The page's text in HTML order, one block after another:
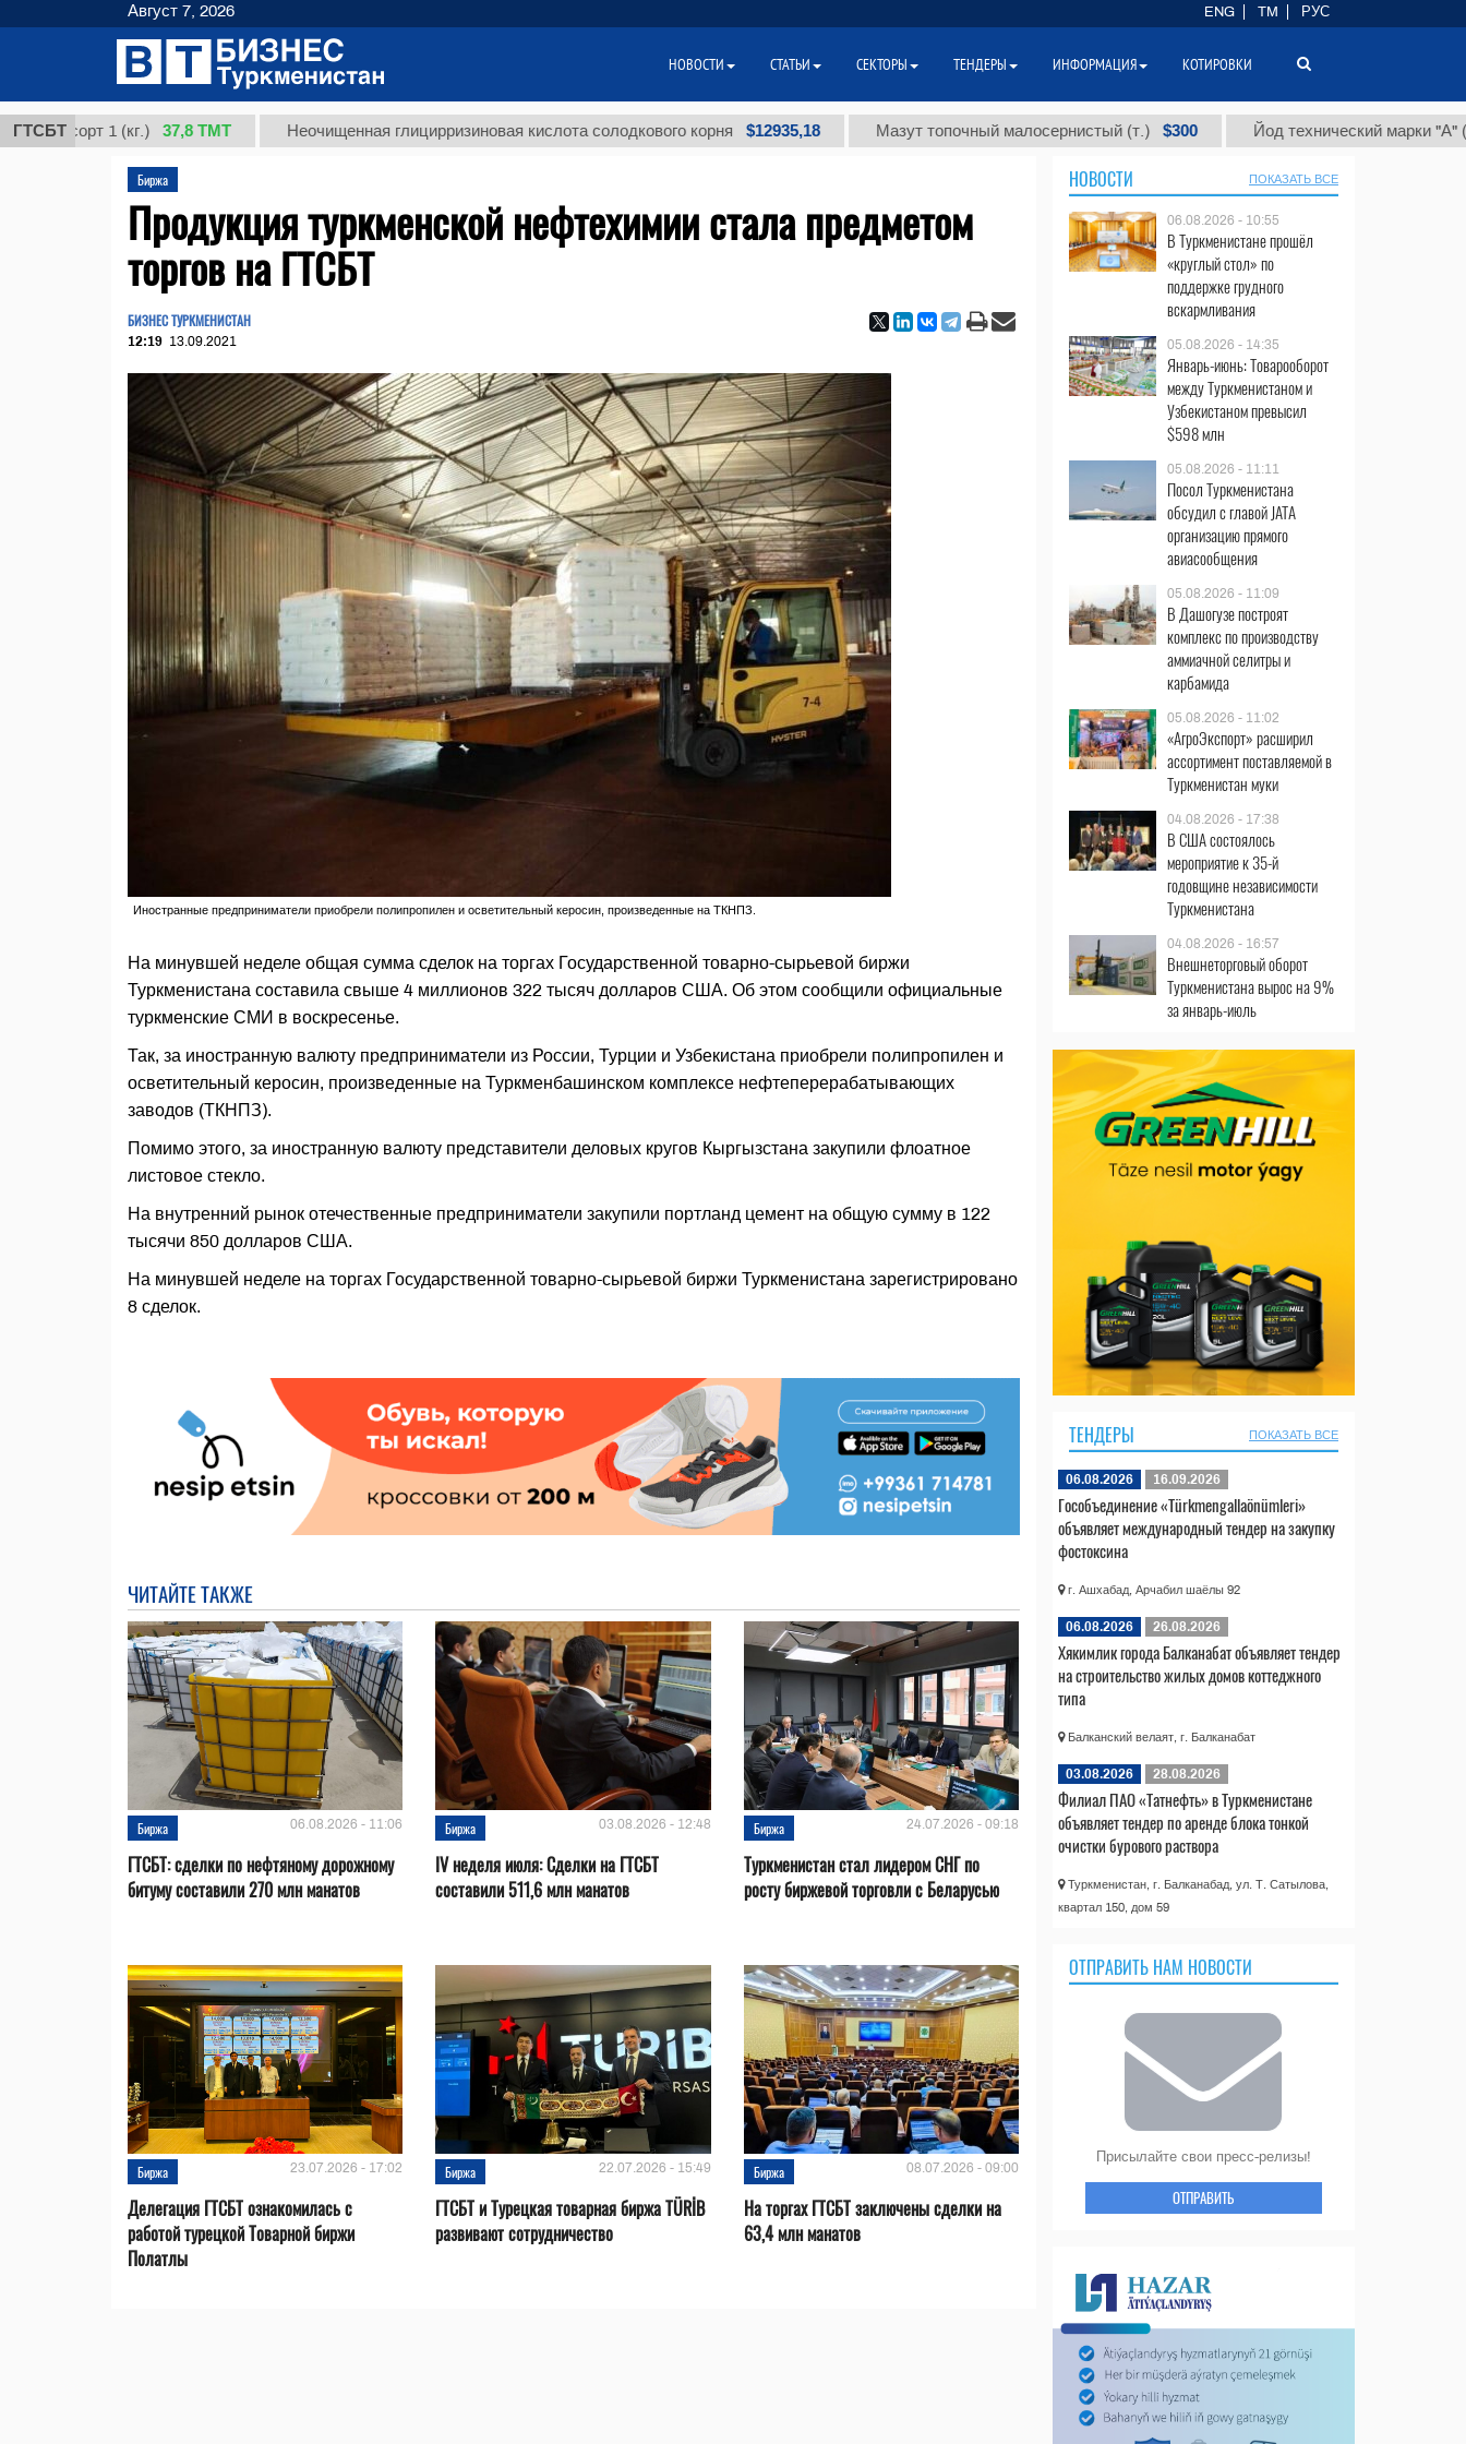
ГТСБТ
сорт 1 (кг.) 37,8 ТМТ Неочищенная глицирризиновая кислота солодкового корня $12935,18 Мазут топочный малосернистый (т.) $300 Йод технический марки "А" (т.)
Биржа
Продукция туркменской нефтехимии стала предметом
торгов на ГТСБТ
БИЗНЕС ТУРКМЕНИСТАН
12:19 13.09.2021
Иностранные предприниматели приобрели полипропилен и осветительный керосин, произведенные на ТКНПЗ.
На минувшей неделе общая сумма сделок на торгах Государственной товарно-сырьевой биржи
Туркменистана составила свыше 4 миллионов 322 тысяч долларов США. Об этом сообщили официальные
туркменские СМИ в воскресенье.
Так, за иностранную валюту предприниматели из России, Турции и Узбекистана приобрели полипропилен и
осветительный керосин, произведенные на Туркменбашинском комплексе нефтеперерабатывающих
заводов (ТКНПЗ).
Помимо этого, за иностранную валюту представители деловых кругов Кыргызстана закупили флоатное
листовое стекло.
На внутренний рынок отечественные предприниматели закупили портланд цемент на общую сумму в 122
тысячи 850 долларов США.
На минувшей неделе на торгах Государственной товарно-сырьевой биржи Туркменистана зарегистрировано
8 сделок.
ЧИТАЙТЕ ТАКЖЕ
Биржа 06.08.2026 - 11:06
ГТСБТ: сделки по нефтяному дорожному
битуму составили 270 млн манатов
Биржа 03.08.2026 - 12:48
IV неделя июля: Сделки на ГТСБТ
составили 511,6 млн манатов
Биржа 24.07.2026 - 09:18
Туркменистан стал лидером СНГ по
росту биржевой торговли с Беларусью
Биржа 23.07.2026 - 17:02
Делегация ГТСБТ ознакомилась с
работой турецкой Товарной биржи
Полатлы
Биржа 22.07.2026 - 15:49
ГТСБТ и Турецкая товарная биржа TÜRİB
развивают сотрудничество
Биржа 08.07.2026 - 09:00
На торгах ГТСБТ заключены сделки на
63,4 млн манатов
НОВОСТИ ПОКАЗАТЬ ВСЕ
06.08.2026 - 10:55
В Туркменистане прошёл
«круглый стол» по
поддержке грудного
вскармливания
05.08.2026 - 14:35
Январь-июнь: Товарооборот
между Туркменистаном и
Узбекистаном превысил
$598 млн
05.08.2026 - 11:11
Посол Туркменистана
обсудил с главой JATA
организацию прямого
авиасообщения
05.08.2026 - 11:09
В Дашогузе построят
комплекс по производству
аммиачной селитры и
карбамида
05.08.2026 - 11:02
«АгроЭкспорт» расширил
ассортимент поставляемой в
Туркменистан муки
04.08.2026 - 17:38
В США состоялось
мероприятие к 35-й
годовщине независимости
Туркменистана
04.08.2026 - 16:57
Внешнеторговый оборот
Туркменистана вырос на 9%
за январь-июль
ТЕНДЕРЫ ПОКАЗАТЬ ВСЕ
06.08.2026 16.09.2026
Гособъединение «Türkmengallaönümleri»
объявляет международный тендер на закупку
фостоксина
г. Ашхабад, Арчабил шаёлы 92
06.08.2026 26.08.2026
Хякимлик города Балканабат объявляет тендер
на строительство жилых домов коттеджного
типа
Балканский велаят, г. Балканабат
03.08.2026 28.08.2026
Филиал ПАО «Татнефть» в Туркменистане
объявляет тендер по аренде блока тонкой
очистки бурового раствора
Туркменистан, г. Балканабад, ул. Т. Сатылова,
квартал 150, дом 59
ОТПРАВИТЬ НАМ НОВОСТИ
Присылайте свои пресс-релизы!
ОТПРАВИТЬ
Август 7, 2026 ENG TM РУС
НОВОСТИ СТАТЬИ СЕКТОРЫ ТЕНДЕРЫ ИНФОРМАЦИЯ КОТИРОВКИ